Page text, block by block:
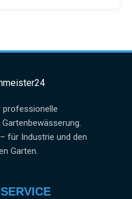
professionelle
für Industrie und den
Garten.